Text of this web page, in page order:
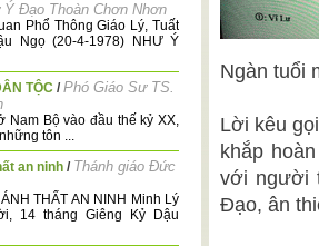
Ý Đạo Thoàn Chơn Nhơn
Phổ Thông Giáo Lý, Tuất
Ngọ (20-4-1978) NHƯ Ý
TỘC /Phó Giáo Sư TS.
Bộ vào đầu thế kỷ XX,
tôn ...
an ninh / Thánh giáo Đức
THẤT AN NINH Minh Lý
14 tháng Giêng Kỷ Dậu
Ngàn tuổi
Lời kêu
khắp
với người
Đạo, ân